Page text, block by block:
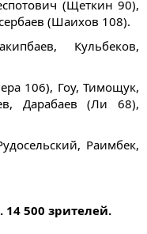
(Щеткин 90),
(Шаихов 108).
Кульбеков,
106), Гоу, Тимощук,
Дарабаев (Ли 68),
Раимбек,
14 500 зрителей.